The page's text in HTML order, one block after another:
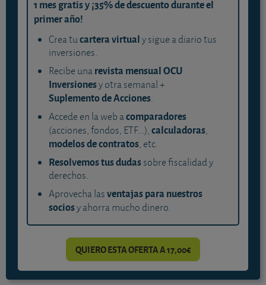
1 mes gratis y ¡35% de descuento durante el
primer año!
Crea tucartera virtualy sigue a diario tus
inversiones.
Recibe unarevista mensual OCU
Inversionesy otra semanal +
Suplemento de Acciones.
Accede en la web acomparadores
(acciones, fondos, ETF...),calculadoras,
modelos de contratos, etc.
Resolvemos tus dudassobre fiscalidad y
derechos.
Aprovecha lasventajas para nuestros
sociosy ahorra mucho dinero.
QUIERO ESTA OFERTA A 17,00€